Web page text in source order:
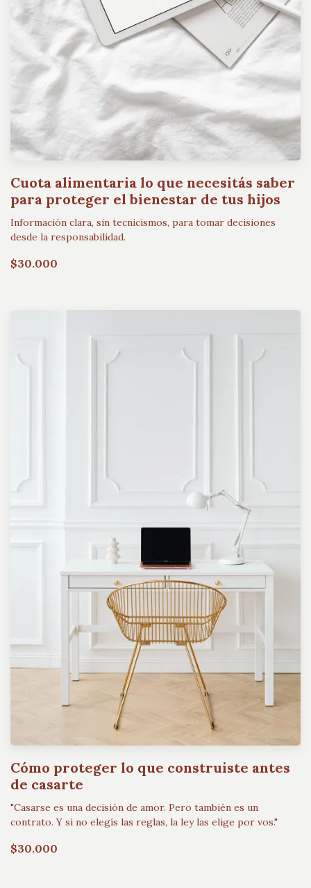
Cuota alimentaria lo que necesitás saber
para proteger el bienestar de tus hijos
Información clara, sin tecnicismos, para tomar decisiones
desde la responsabilidad.
$30.000
Cómo proteger lo que construiste antes
de casarte
"Casarse es una decisión de amor. Pero también es un
contrato. Y si no elegís las reglas, la ley las elige por vos."
$30.000